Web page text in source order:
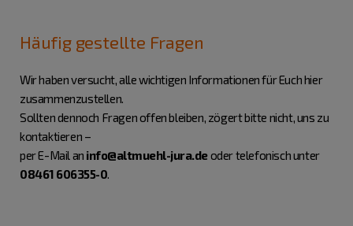
Häufig gestellte Fragen
Wir haben versucht, alle wichtigen Informationen für Euch hier
zusammenzustellen.
Sollten dennoch Fragen offen bleiben, zögert bitte nicht, uns zu
kontaktieren –
per E-Mail an info@altmuehl-jura.deoder telefonisch unter
08461 606355-0.